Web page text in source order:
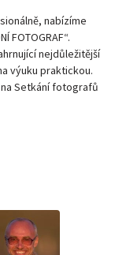
nabízíme
FOTOGRAF“.
nejdůležitější
výuku praktickou.
Setkání fotografů